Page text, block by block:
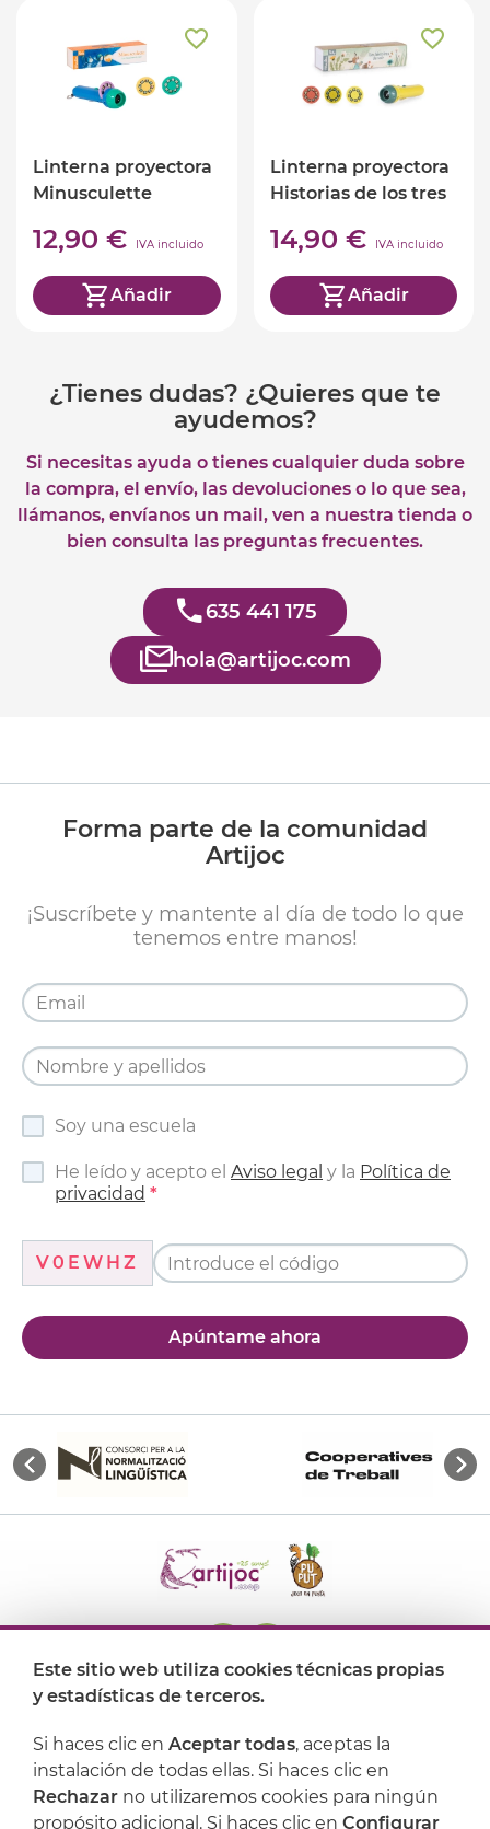
Linterna proyectora
Minusculette
12,90 € IVA incluido
Añadir
Linterna proyectora
Historias de los tres
14,90 € IVA incluido
Añadir
¿Tienes dudas? ¿Quieres que te
ayudemos?
Si necesitas ayuda o tienes cualquier duda sobre
la compra, el envío, las devoluciones o lo que sea,
llámanos, envíanos un mail, ven a nuestra tienda o
bien consulta las preguntas frecuentes.
635 441 175
hola@artijoc.com
Forma parte de la comunidad
Artijoc
¡Suscríbete y mantente al día de todo lo que
tenemos entre manos!
Soy una escuela
He leído y acepto el Aviso legal y la Política de
privacidad
V0EWHZ
Apúntame ahora
Dónde encontrarnos
Artijoc
Soporte
Este sitio web utiliza cookies técnicas propias
y estadísticas de terceros.
Si haces clic en Aceptar todas, aceptas la
instalación de todas ellas. Si haces clic en
Rechazar no utilizaremos cookies para ningún
propósito adicional. Si haces clic en Configurar